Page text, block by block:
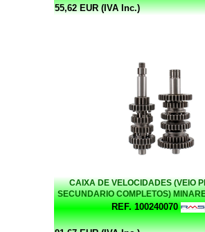
55,62 EUR (IVA Inc.)
CAIXA DE VELOCIDADES (VEIO
SECUNDARIO COMPLETOS)
REF. 100240070